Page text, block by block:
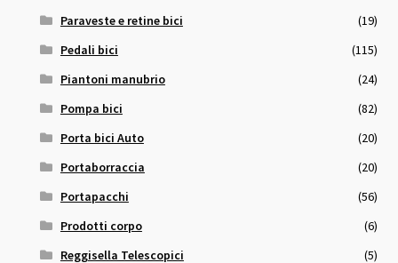
Paraveste e retine bici
(19)
Pedali bici
(115)
Piantoni manubrio
(24)
Pompa bici
(82)
Porta bici Auto
(20)
Portaborraccia
(20)
Portapacchi
(56)
Prodotti corpo
(6)
Reggisella Telescopici
(5)